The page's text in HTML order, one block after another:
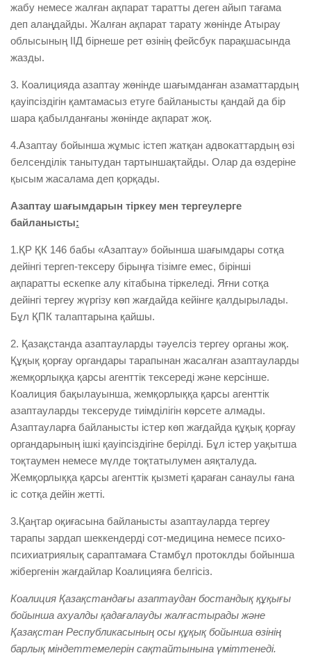
жабу немесе жалған ақпарат таратты деген айып тағама
деп алаңдайды. Жалған ақпарат тарату жөнінде Атырау
облысының ІІД бірнеше рет өзінің фейсбук парақшасында
жазды.
3. Коалицияда азаптау жөнінде шағымданған азаматтардың
қауіпсіздігін қамтамасыз етуге байланысты қандай да бір
шара қабылданғаны жөнінде ақпарат жоқ.
4.Азаптау бойынша жұмыс істеп жатқан адвокаттардың өзі
белсенділік танытудан тартыншақтайды. Олар да өздеріне
қысым жасалама деп қорқады.
Азаптау шағымдарын тіркеу мен тергеулерге
байланысты:
1.ҚР ҚК 146 бабы «Азаптау» бойынша шағымдары сотқа
дейінгі тергеп-тексеру бірыңға тізімге емес, бірінші
ақпаратты ескепке алу кітабына тіркеледі. Яғни сотқа
дейінгі тергеу жүргізу көп жағдайда кейінге қалдырылады.
Бұл ҚПК талаптарына қайшы.
2. Қазақстанда азаптауларды тәуелсіз тергеу органы жоқ.
Құқық қорғау органдары тарапынан жасалған азаптауларды
жемқорлыққа қарсы агенттік тексереді және керсінше.
Коалиция бақылауынша, жемқорлыққа қарсы агенттік
азаптауларды тексеруде тиімділігін көрсете алмады.
Азаптауларға байланысты істер көп жағдайда құқық қорғау
органдарының ішкі қауіпсіздігіне берілді. Бұл істер уақытша
тоқтаумен немесе мүлде тоқтатылумен аяқталуда.
Жемқорлыққа қарсы агенттік қызметі қараған санаулы ғана
іс сотқа дейін жетті.
3.Қаңтар оқиғасына байланысты азаптауларда тергеу
тарапы зардап шеккендерді сот-медицина немесе психо-
психиатриялық сараптамаға Стамбұл протоклды бойынша
жібергенін жағдайлар Коалицияға белгісіз.
Коалиция Қазақстандағы азаптаудан бостандық құқығы
бойынша ахуалды қадағалауды жалғастырады және
Қазақстан Республикасының осы құқық бойынша өзінің
барлық міндеттемелерін сақтайтынына үміттенеді.